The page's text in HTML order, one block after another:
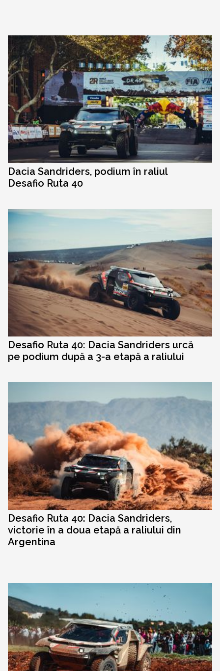
Dacia Sandriders, podium în raliul
Desafio Ruta 40
Desafio Ruta 40: Dacia Sandriders urcă
pe podium după a 3-a etapă a raliului
Desafio Ruta 40: Dacia Sandriders,
victorie în a doua etapă a raliului din
Argentina